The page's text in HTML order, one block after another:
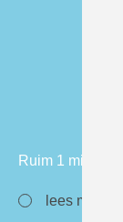
Ruim 1 miljoen
lees meer